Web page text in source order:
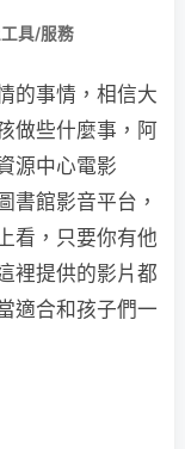
具/服務
的事情，相信大
做些什麼事，阿
源中心電影
書館影音平台，
看，只要你有他
裡提供的影片都
適合和孩子們一